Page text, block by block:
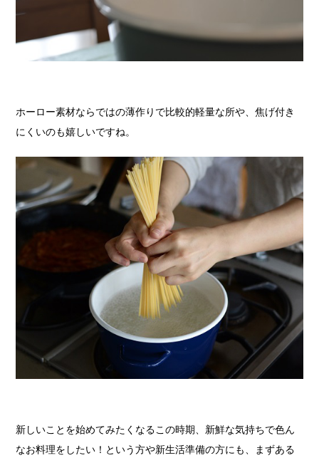
ホーロー素材ならではの薄作りで比較的軽量な所や、焦げ付き
にくいのも嬉しいですね。
新しいことを始めてみたくなるこの時期、新鮮な気持ちで色ん
なお料理をしたい！という方や新生活準備の方にも、まずある